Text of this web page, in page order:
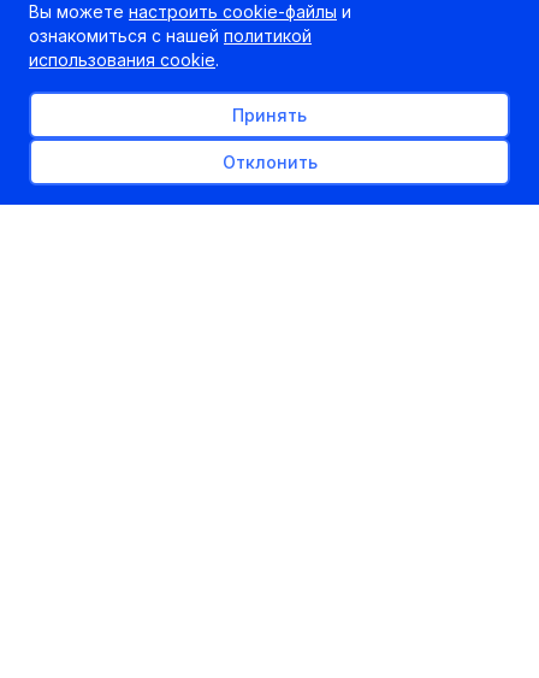
Вы можете настроить cookie-файлы и
ознакомиться с нашей политикой
использования cookie.
Принять
Отклонить